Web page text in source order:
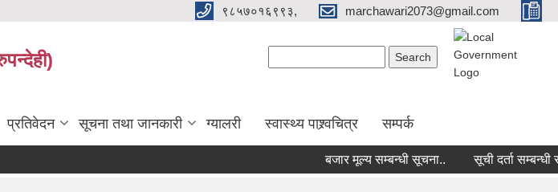
९८५७०१६९९३, marchawari2073@gmail.com
प्रतिवेदन सूचना तथा जानकारी ग्यालरी स्वास्थ्य पाश्र्वचित्र सम्पर्क
बजार मूल्य सम्बन्धी सूचना.. सूची दर्ता सम्बन्धी